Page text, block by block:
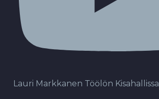
Lauri Markkanen Töölön Kisahallissa